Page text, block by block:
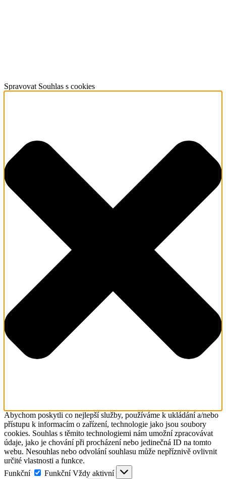
Spravovat Souhlas s cookies
Abychom poskytli co nejlepší služby, používáme k ukládání a/nebo
přístupu k informacím o zařízení, technologie jako jsou soubory
cookies. Souhlas s těmito technologiemi nám umožní zpracovávat
údaje, jako je chování při procházení nebo jedinečná ID na tomto
webu. Nesouhlas nebo odvolání souhlasu může nepříznivě ovlivnit
určité vlastnosti a funkce.
Funkční
Funkční Vždy aktivní